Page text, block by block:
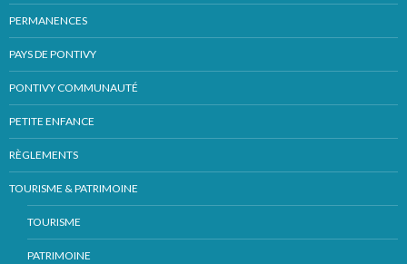
PERMANENCES
PAYS DE PONTIVY
PONTIVY COMMUNAUTÉ
PETITE ENFANCE
RÈGLEMENTS
TOURISME & PATRIMOINE
TOURISME
PATRIMOINE